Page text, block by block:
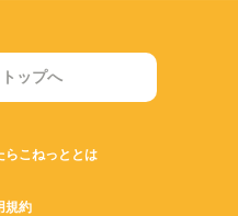
ップへ
らこねっととは
規約